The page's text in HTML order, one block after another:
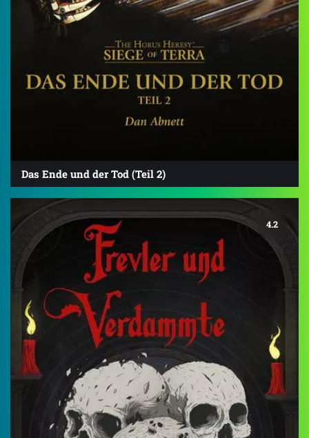
Das Ende und der Tod (Teil 2)
4.2